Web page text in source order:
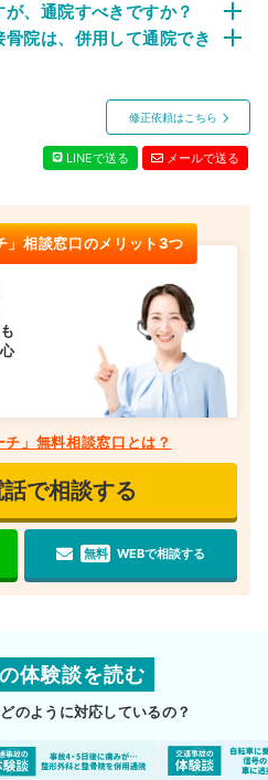
、通院すべきですか？
院は、併用して通院でき
修正依頼はこちら
LINEで送る メールで送る
」相談窓口のメリット3つ
チ」無料相談窓口とは？
話で相談する
無料 WEBで相談する
体験談を読む
のように対応しているの？